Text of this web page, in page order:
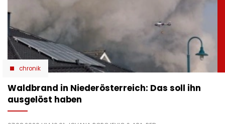
chronik
Waldbrand in Niederösterreich: Das soll ihn
ausgelöst haben